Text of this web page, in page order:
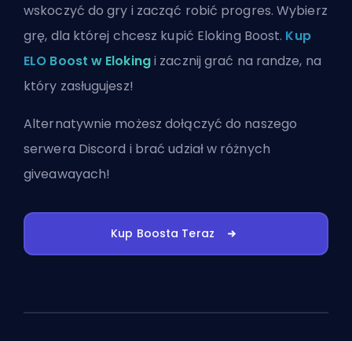
wskoczyć do gry i zacząć robić progres. Wybierz
grę, dla której chcesz kupić Eloking Boost. Kup
ELO Boost w Elokingi zacznij grać na randze, na
który zasługujesz!
Alternatywnie możeszdołączyć do naszego
serwera Discord i brać udział w różnych
giveawayach!
Kup Boosta Teraz